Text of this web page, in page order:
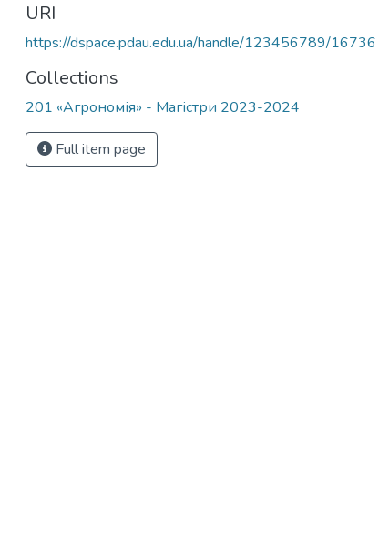
URI
https://dspace.pdau.edu.ua/handle/123456789/16736
Collections
201 «Агрономія» - Магістри 2023-2024
Full item page